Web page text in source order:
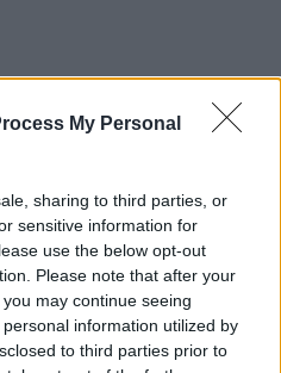
My Personal
sharing to third parties, or
sensitive information for
use the below opt-out
Please note that after your
may continue seeing
information utilized by
to third parties prior to